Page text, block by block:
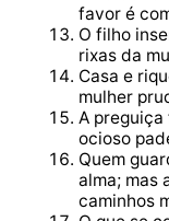
favor é
O filho
rixas da
Casa e
mulher
A preguiça
ocioso
Quem
alma; mas
caminhos